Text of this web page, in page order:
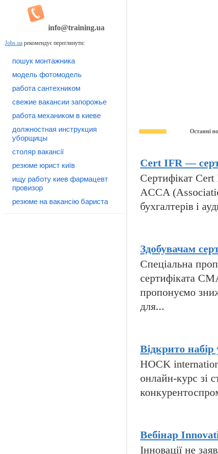
info@training.ua
Jobs.ua рекомендує переглянути:
пошук монтажника
модель фотомодель
работа сантехником
свежие вакансии запорожье
работа механиком в киеве
должностная инструкция
уборщицы
столяр вакансії
резюме юрист київ
ищу работу киев фармацевт
провизор
резюме на вакансію бариста
Останні
Cert IFR —
Сертифікат
ACCA
бухгалтерів і
Здобувачам
Спеціальна
сертифіката
пропонуємо
для...
Відкрито
HOCK
онлайн-курс зі
Вебінар
Інновації не